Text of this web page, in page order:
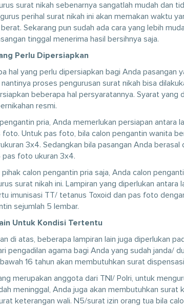
surat nikah sebenarnya sangatlah mudah dan
perihal surat nikah ini akan memakan waktu
berat. Sekarang pun sudah ada cara yang lebih
tinggal menerima hasil bersihnya saja.
Perlu Dipersiapkan
hal yang perlu dipersiapkan bagi Anda pasangan
nantinya proses pengurusan surat nikah bisa
beberapa hal persyaratannya. Syarat yang
resmi.
pria, Anda memerlukan persiapan antara
foto. Untuk pas foto, bila calon pengantin wanita
3x4. Sedangkan bila pasangan Anda
foto ukuran 3x4.
pihak calon pengantin pria saja, Anda calon
surat nikah ini. Lampiran yang diperlukan antara
imunisasi TT/ tetanus Toxoid dan pas foto
sejumlah 5 lembar.
Untuk Kondisi Tertentu
di atas, beberapa lampiran lain juga diperlukan
pengadilan agama bagi Anda yang sudah janda/
16 tahun akan membutuhkan surat
merupakan anggota dari TNI/ Polri, untuk
meninggal, Anda juga akan membutuhkan
keterangan wali. N5/surat izin orang tua bila